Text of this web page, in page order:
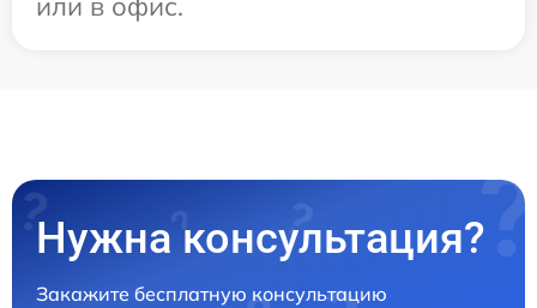
Нужна консультация?
Закажите бесплатную консультацию